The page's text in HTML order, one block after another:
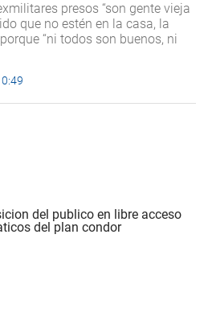
presos “son gente vieja
que no estén en la casa, la
“ni todos son buenos, ni